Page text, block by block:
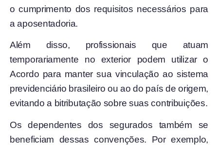
o cumprimento dos requisitos necessários para
a aposentadoria.
Além disso, profissionais que atuam
temporariamente no exterior podem utilizar o
Acordo para manter sua vinculação ao sistema
previdenciário brasileiro ou ao do país de origem,
evitando a bitributação sobre suas contribuições.
Os dependentes dos segurados também se
beneficiam dessas convenções. Por exemplo,